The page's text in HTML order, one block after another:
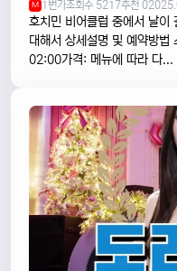
M 1번가조회수 5217추천 0
호치민 비어클럽 중에서 날이
대해서 상세설명 및 예약방
02:00가격: 메뉴에 따라 다...